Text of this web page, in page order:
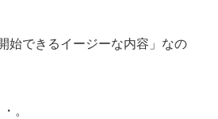
始できるイージーな内容」なの
。